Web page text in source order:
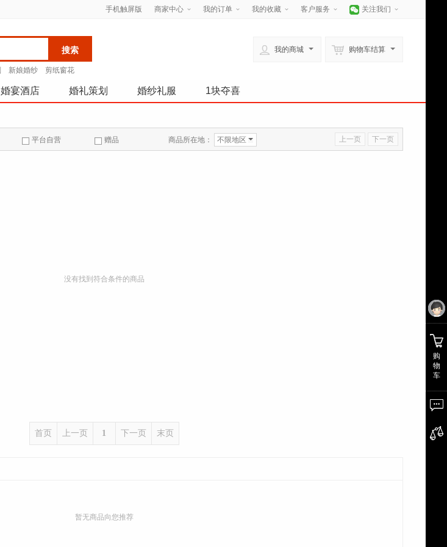
购
物
车
手机触屏版 商家中心 我的订单 我的收藏 客户服务 关注我们
新娘婚纱 剪纸窗花
我的商城 购物车结算
婚宴酒店 婚礼策划 婚纱礼服 1块夺喜
上一页 下一页
平台自营 赠品 商品所在地： 不限地区
没有找到符合条件的商品
首页 上一页 1 下一页 末页
暂无商品向您推荐